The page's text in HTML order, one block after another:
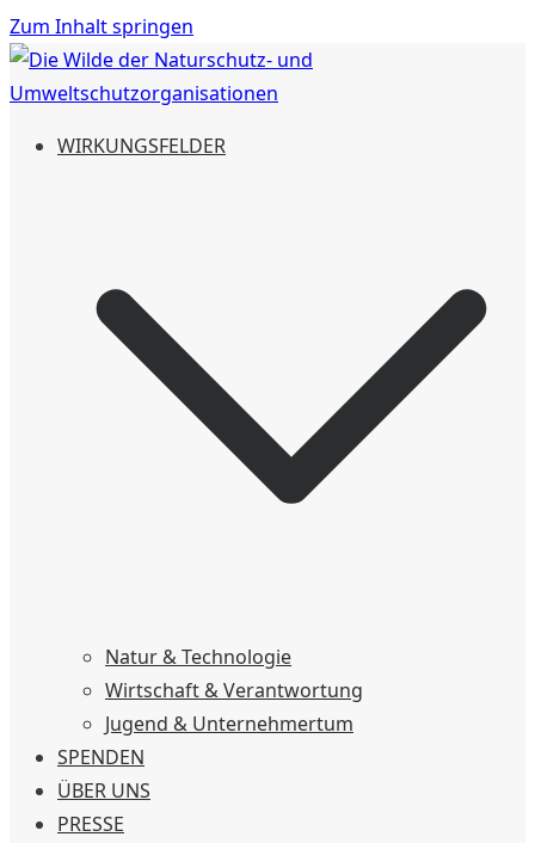
Zum Inhalt springen
Die Wilde der Naturschutz- und
Aktiven Naturschutz mit einer Spende unterstützen und
WIRKUNGSFELDER
Natur & Technologie
Wirtschaft & Verantwortung
Jugend & Unternehmertum
SPENDEN
ÜBER UNS
PRESSE